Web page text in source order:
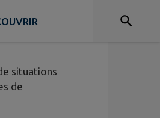
situations
de